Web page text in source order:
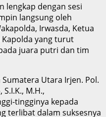
lengkap dengan sesi
langsung oleh
Irwasda, Ketua
Kapolda yang turut
juara putri dan tim
Utara Irjen. Pol.
M.H.,
tingginya kepada
terlibat dalam suksesnya